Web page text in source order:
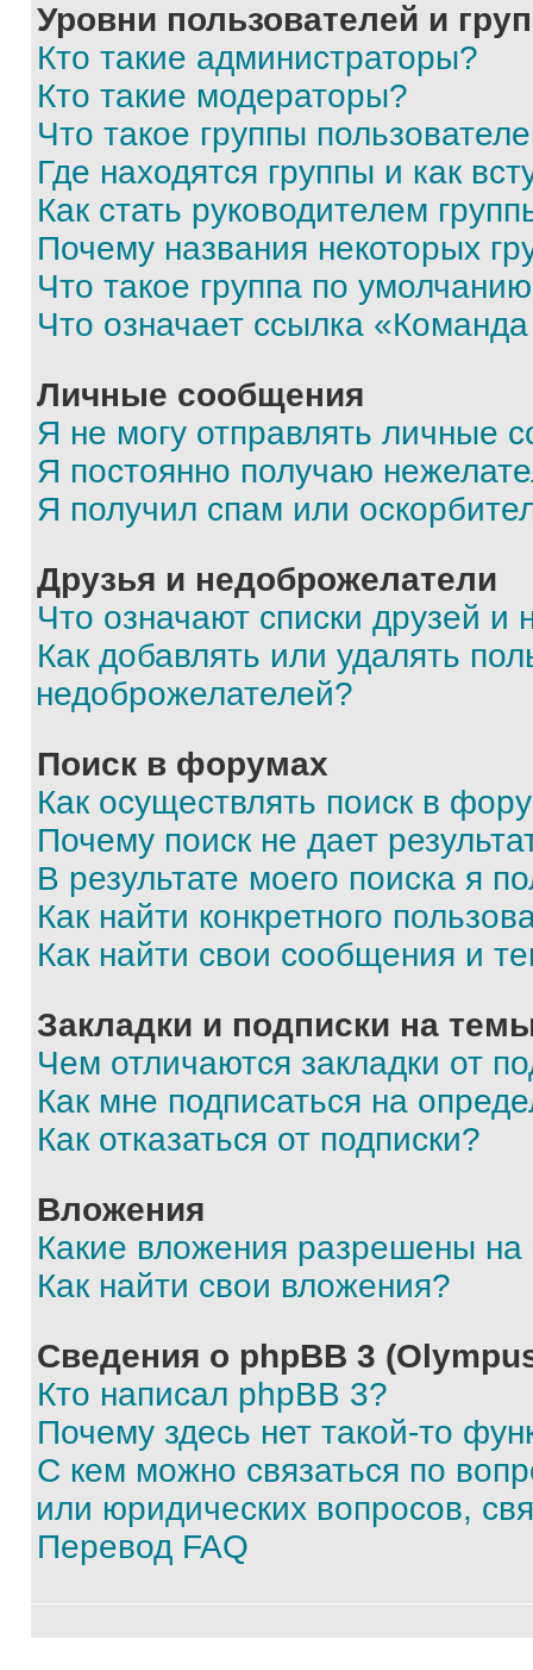
Уровни пользователей и
Кто такие администраторы?
Кто такие модераторы?
Что такое группы
Где находятся группы и как
Как стать руководителем
Почему названия некоторых
Что такое группа по
Что означает ссылка
Личные сообщения
Я не могу отправлять личные
Я постоянно получаю
Я получил спам или
Друзья и недоброжелатели
Что означают списки друзей и
Как добавлять или удалять
недоброжелателей?
Поиск в форумах
Как осуществлять поиск в
Почему поиск не дает
В результате моего поиска я
Как найти конкретного
Как найти свои сообщения и
Закладки и подписки на
Чем отличаются закладки от
Как мне подписаться на
Как отказаться от подписки?
Вложения
Какие вложения разрешены
Как найти свои вложения?
Сведения о phpBB 3
Кто написал phpBB 3?
Почему здесь нет такой-то
С кем можно связаться по
или юридических вопросов,
Перевод FAQ